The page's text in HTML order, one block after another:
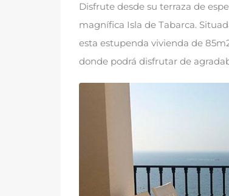
Disfrute desde su terraza de
magnífica Isla de Tabarca.
esta estupenda vivienda de
donde podrá disfrutar de